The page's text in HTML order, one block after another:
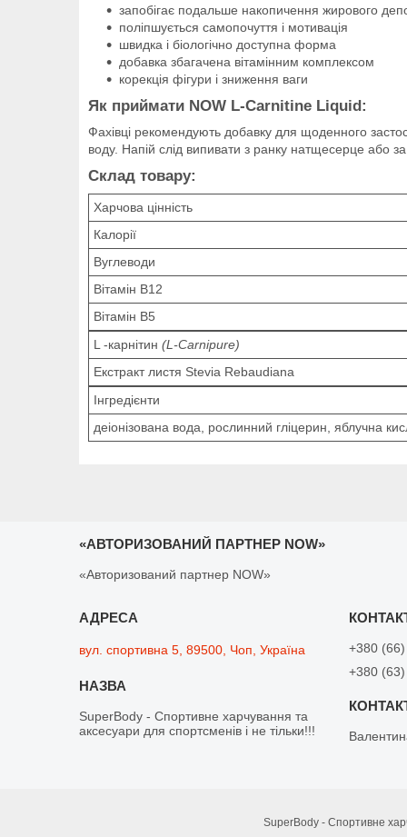
запобігає подальше накопичення жирового
поліпшується самопочуття і мотивація
швидка і біологічно доступна форма
добавка збагачена вітамінним комплексом
корекція фігури і зниження ваги
Як приймати NOW L-Carnitine Liquid:
Фахівці рекомендують добавку для щоденного
воду. Напій слід випивати з ранку натщесерце або
Склад товару:
Харчова цінність
Калорії
Вуглеводи
Вітамін B12
Вітамін B5
L -карнітин (L-Carnipure)
Екстракт листя Stevia Rebaudiana
Інгредієнти
деіонізована вода, рослинний гліцерин, яблучна
«АВТОРИЗОВАНИЙ ПАРТНЕР NOW»
«Авторизований партнер NOW»
вул. спортивна 5, 89500, Чоп, Україна
SuperBody - Спортивне харчування та
аксесуари для спортсменів і не тільки!!!
+380
+380